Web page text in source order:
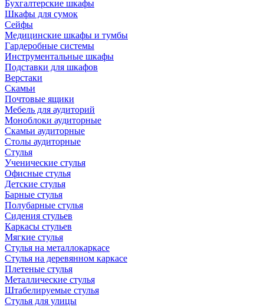
Бухгалтерские шкафы
Шкафы для сумок
Сейфы
Медицинские шкафы и тумбы
Гардеробные системы
Инструментальные шкафы
Подставки для шкафов
Верстаки
Скамьи
Почтовые ящики
Мебель для аудиторий
Моноблоки аудиторные
Скамьи аудиторные
Столы аудиторные
Стулья
Ученические стулья
Офисные стулья
Детские стулья
Барные стулья
Полубарные стулья
Сидения стульев
Каркасы стульев
Мягкие стулья
Стулья на металлокаркасе
Стулья на деревянном каркасе
Плетеные стулья
Металлические стулья
Штабелируемые стулья
Стулья для улицы